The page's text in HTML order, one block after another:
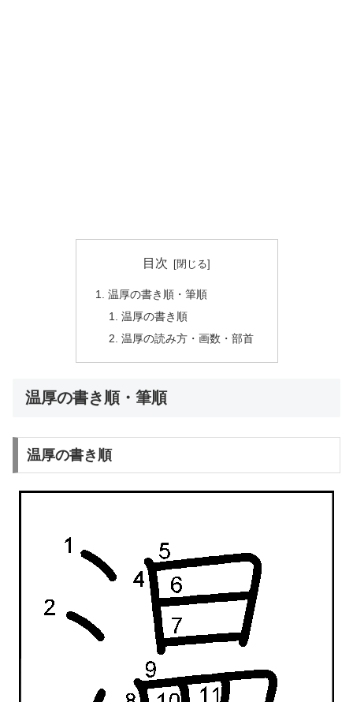
目次
温厚の書き順・筆順
温厚の書き順
温厚の読み方・画数・部首
温厚の書き順・筆順
温厚の書き順